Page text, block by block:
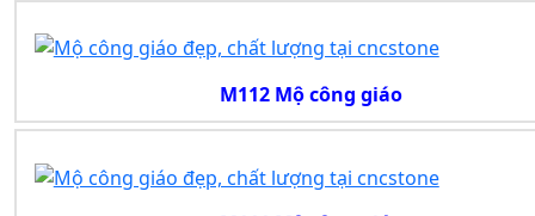
M112 Mộ công giáo